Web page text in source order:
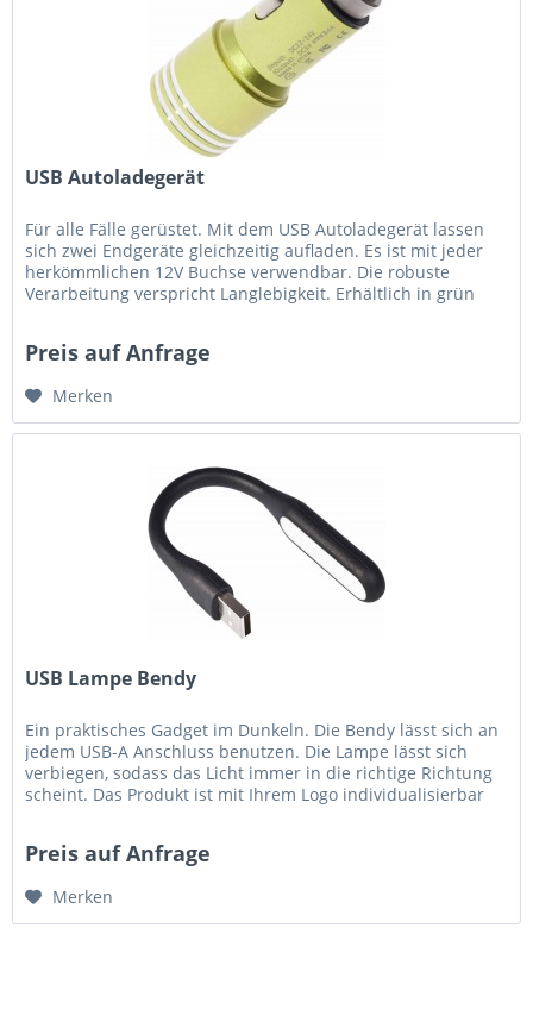
USB Autoladegerät
Für alle Fälle gerüstet. Mit dem USB Autoladegerät lassen
sich zwei Endgeräte gleichzeitig aufladen. Es ist mit jeder
herkömmlichen 12V Buchse verwendbar. Die robuste
Verarbeitung verspricht Langlebigkeit. Erhältlich in grün
Preis auf Anfrage
Merken
USB Lampe Bendy
Ein praktisches Gadget im Dunkeln. Die Bendy lässt sich an
jedem USB-A Anschluss benutzen. Die Lampe lässt sich
verbiegen, sodass das Licht immer in die richtige Richtung
scheint. Das Produkt ist mit Ihrem Logo individualisierbar
Preis auf Anfrage
Merken